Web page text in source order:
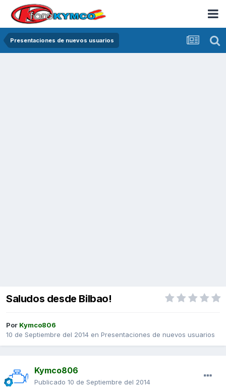
Presentaciones de nuevos usuarios
Saludos desde Bilbao!
Por Kymco806
10 de Septiembre del 2014 en Presentaciones de nuevos usuarios
Kymco806
Publicado 10 de Septiembre del 2014